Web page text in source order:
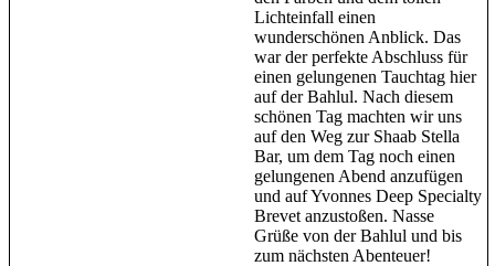
Lichteinfall einen
wunderschönen Anblick. Das
war der perfekte Abschluss für
einen gelungenen Tauchtag hier
auf der Bahlul. Nach diesem
schönen Tag machten wir uns
auf den Weg zur Shaab Stella
Bar, um dem Tag noch einen
gelungenen Abend anzufügen
und auf Yvonnes Deep Specialty
Brevet anzustoßen. Nasse
Grüße von der Bahlul und bis
zum nächsten Abenteuer!